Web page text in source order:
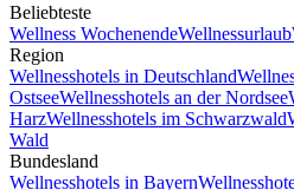
Beliebteste
Wellness WochenendeWellnessurlaub
Region
Wellnesshotels in Deutschland
OstseeWellnesshotels an der Nordsee
HarzWellnesshotels im Schwarzwald
Wald
Bundesland
Wellnesshotels in Bayern